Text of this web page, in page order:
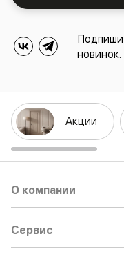
новинок.
Акции
О компании
Сервис